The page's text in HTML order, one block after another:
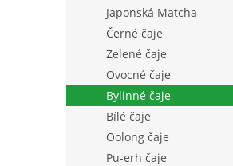
Japonská Matcha
Černé čaje
Zelené čaje
Ovocné čaje
Bylinné čaje
Bílé čaje
Oolong čaje
Pu-erh čaje